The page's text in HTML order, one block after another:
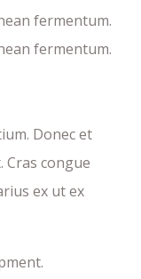
fermentum.
fermentum.
Donec et
congue
ex ut ex